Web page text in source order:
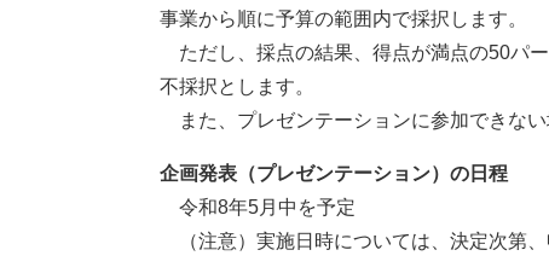
事業から順に予算の範囲内で採択します。
ただし、採点の結果、得点が満点の50パ
不採択とします。
また、プレゼンテーションに参加できない
企画発表（プレゼンテーション）の日程
令和8年5月中を予定
（注意）実施日時については、決定次第、